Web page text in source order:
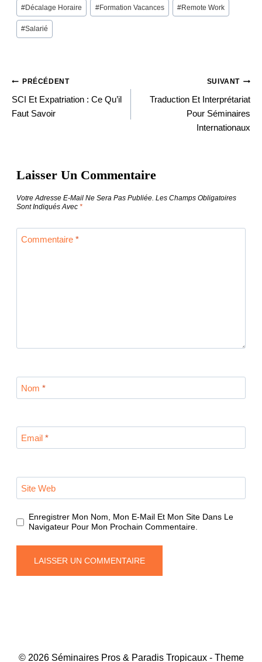
#Décalage Horaire #Formation Vacances #Remote Work
#Salarié
Navigation
L’article
PRÉCÉDENT
SCI Et Expatriation : Ce Qu’il
Faut Savoir
SUIVANT
Traduction Et Interprétariat
Pour Séminaires
Internationaux
Laisser Un Commentaire
Votre Adresse E-Mail Ne Sera Pas Publiée. Les Champs Obligatoires
Sont Indiqués Avec *
Commentaire *
Nom *
Email *
Site Web
Enregistrer Mon Nom, Mon E-Mail Et Mon Site Dans Le
Navigateur Pour Mon Prochain Commentaire.
© 2026 Séminaires Pros & Paradis Tropicaux - Theme